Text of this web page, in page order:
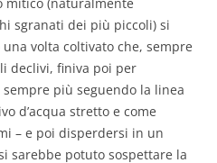
(naturalmente
sgranati dei più piccoli) si
volta coltivato che, sempre
declivi, finiva poi per
più seguendo la linea
d’acqua stretto e come
– e poi disperdersi in un
sarebbe potuto sospettare la